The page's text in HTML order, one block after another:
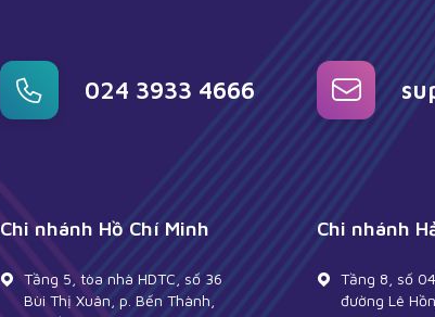
024 3933 4666
Chi nhánh Hồ Chí Minh
Tầng 5, tòa nhà HDTC, số 36
Bùi Thị Xuân, p. Bến Thành,
Chi nhánh
Tầng 8, số
đường Lê